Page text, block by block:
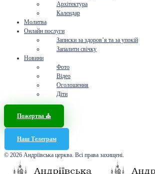
Архітектура
Календар
Молитва
Онлайн послуги
Записки за здоров’я та за упокій
Запалити свічку
Новини
Фото
Відео
Оголошення
Діти
Пожертва ⛪️
Наш Телеграм
© 2026 Андріївська церква. Всі права захищені.